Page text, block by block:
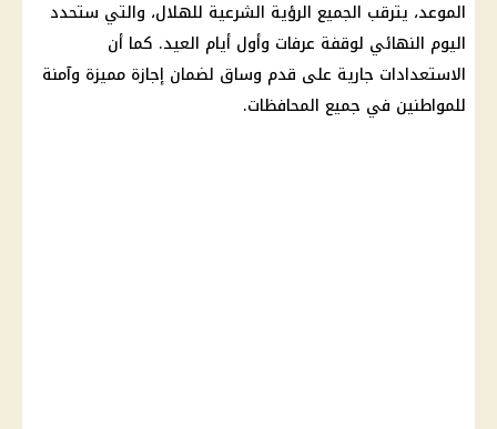
الموعد، يترقب الجميع الرؤية الشرعية للهلال، والتي ستحدد
اليوم النهائي لوقفة عرفات وأول أيام العيد. كما أن
الاستعدادات جارية على قدم وساق لضمان إجازة مميزة وآمنة
للمواطنين في جميع المحافظات.